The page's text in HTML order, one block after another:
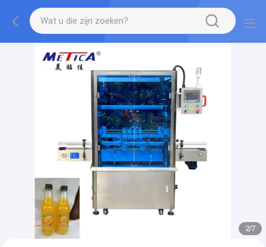
2/7